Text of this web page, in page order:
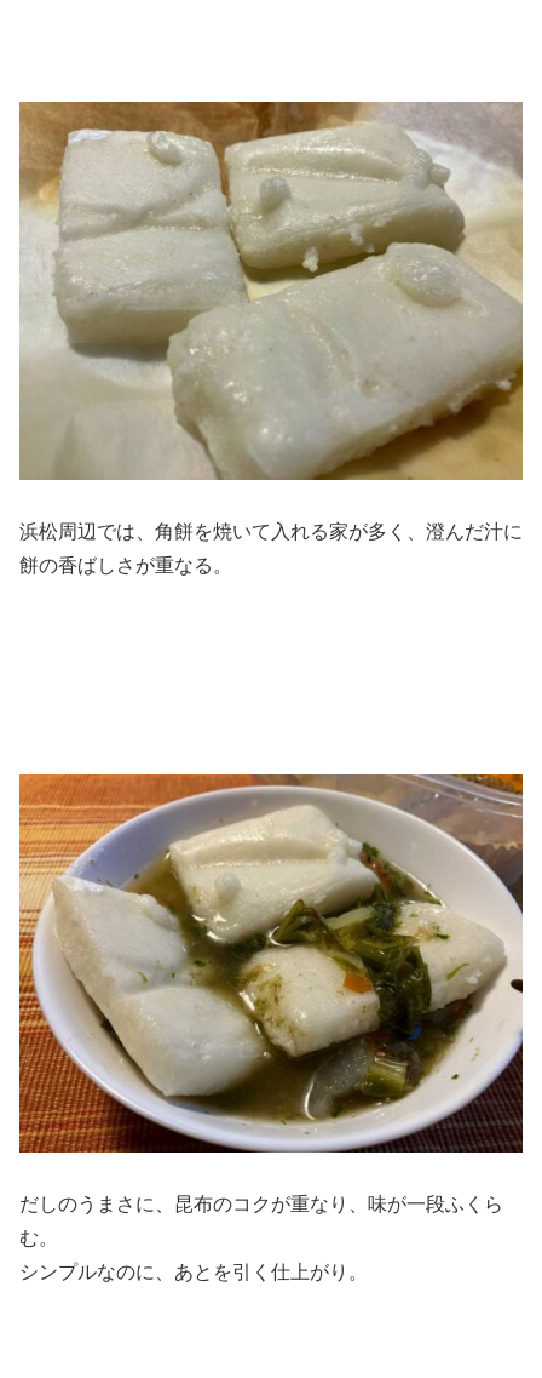
浜松周辺では、角餅を焼いて入れる家が多く、澄んだ汁に
餅の香ばしさが重なる。
だしのうまさに、昆布のコクが重なり、味が一段ふくら
む。
シンプルなのに、あとを引く仕上がり。